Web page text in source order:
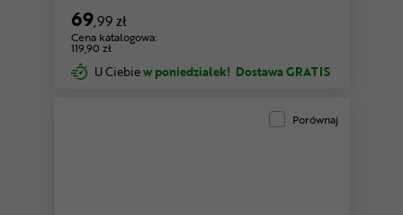
69,99 zł
Cena katalogowa:
119,90 zł
U Ciebiew poniedziałek! Dostawa GRATIS
Porównaj